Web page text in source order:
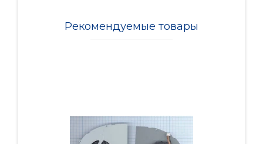
Рекомендуемые товары